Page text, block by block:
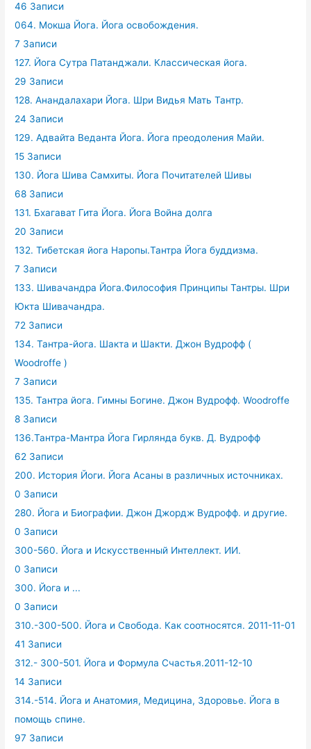
46 Записи
064. Мокша Йога. Йога освобождения.
7 Записи
127. Йога Сутра Патанджали. Классическая йога.
29 Записи
128. Анандалахари Йога. Шри Видья Мать Тантр.
24 Записи
129. Адвайта Веданта Йога. Йога преодоления Майи.
15 Записи
130. Йога Шива Самхиты. Йога Почитателей Шивы
68 Записи
131. Бхагават Гита Йога. Йога Война долга
20 Записи
132. Тибетская йога Наропы.Тантра Йога буддизма.
7 Записи
133. Шивачандра Йога.Философия Принципы Тантры. Шри
Юкта Шивачандра.
72 Записи
134. Тантра-йога. Шакта и Шакти. Джон Вудрофф (
Woodroffe )
7 Записи
135. Тантра йога. Гимны Богине. Джон Вудрофф. Woodroffe
8 Записи
136.Тантра-Мантра Йога Гирлянда букв. Д. Вудрофф
62 Записи
200. История Йоги. Йога Асаны в различных источниках.
0 Записи
280. Йога и Биографии. Джон Джордж Вудрофф. и другие.
0 Записи
300-560. Йога и Искусственный Интеллект. ИИ.
0 Записи
300. Йога и ...
0 Записи
310.-300-500. Йога и Свобода. Как соотносятся. 2011-11-01
41 Записи
312.- 300-501. Йога и Формула Счастья.2011-12-10
14 Записи
314.-514. Йога и Анатомия, Медицина, Здоровье. Йога в
помощь спине.
97 Записи